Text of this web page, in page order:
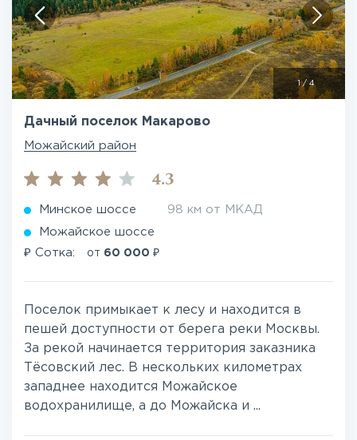
1/4
Дачный поселок Макарово
Можайский район
4.3
Минское шоссе 98 км от МКАД
Можайское шоссе
₽ Сотка: от 60 000 ₽
Поселок примыкает к лесу и находится в
пешей доступности от берега реки Москвы.
За рекой начинается территория заказника
Тёсовский лес. В нескольких километрах
западнее находится Можайское
водохранилище, а до Можайска и ...